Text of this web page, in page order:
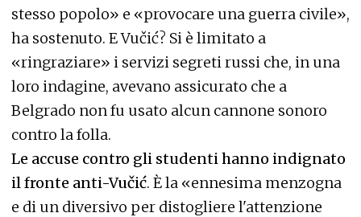
stesso popolo» e «provocare una guerra civile»,
ha sostenuto. E Vučić? Si è limitato a
«ringraziare» i servizi segreti russi che, in una
loro indagine, avevano assicurato che a
Belgrado non fu usato alcun cannone sonoro
contro la folla.
Le accuse contro gli studenti hanno indignato
il fronte anti-Vučić. È la «ennesima menzogna
e di un diversivo per distogliere l'attenzione